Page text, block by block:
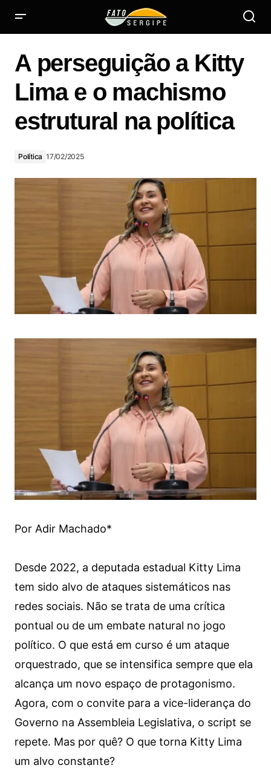
A perseguição a Kitty
Lima e o machismo
estrutural na política
Política 17/02/2025
Por Adir Machado*
Desde 2022, a deputada estadual Kitty Lima
tem sido alvo de ataques sistemáticos nas
redes sociais. Não se trata de uma crítica
pontual ou de um embate natural no jogo
político. O que está em curso é um ataque
orquestrado, que se intensifica sempre que ela
alcança um novo espaço de protagonismo.
Agora, com o convite para a vice-liderança do
Governo na Assembleia Legislativa, o script se
repete. Mas por quê? O que torna Kitty Lima
um alvo constante?